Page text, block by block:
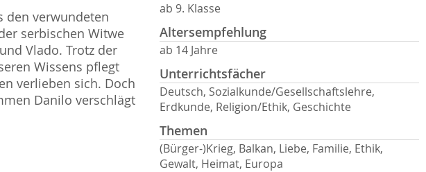
den verwundeten
serbischen Witwe
Vlado. Trotz der
Wissens pflegt
verlieben sich. Doch
Danilo verschlägt
ab 9. Klasse
Altersempfehlung
ab 14 Jahre
Unterrichtsfächer
Deutsch, Sozialkunde/Gesellschaftslehre,
Erdkunde, Religion/Ethik, Geschichte
Themen
(Bürger-)Krieg, Balkan, Liebe, Familie, Ethik,
Gewalt, Heimat, Europa